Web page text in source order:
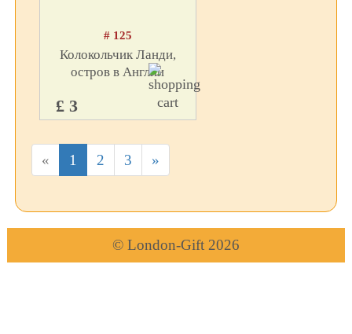
# 125
Колокольчик Ланди,
остров в Англии
£ 3
« 1 2 3 »
© London-Gift 2026